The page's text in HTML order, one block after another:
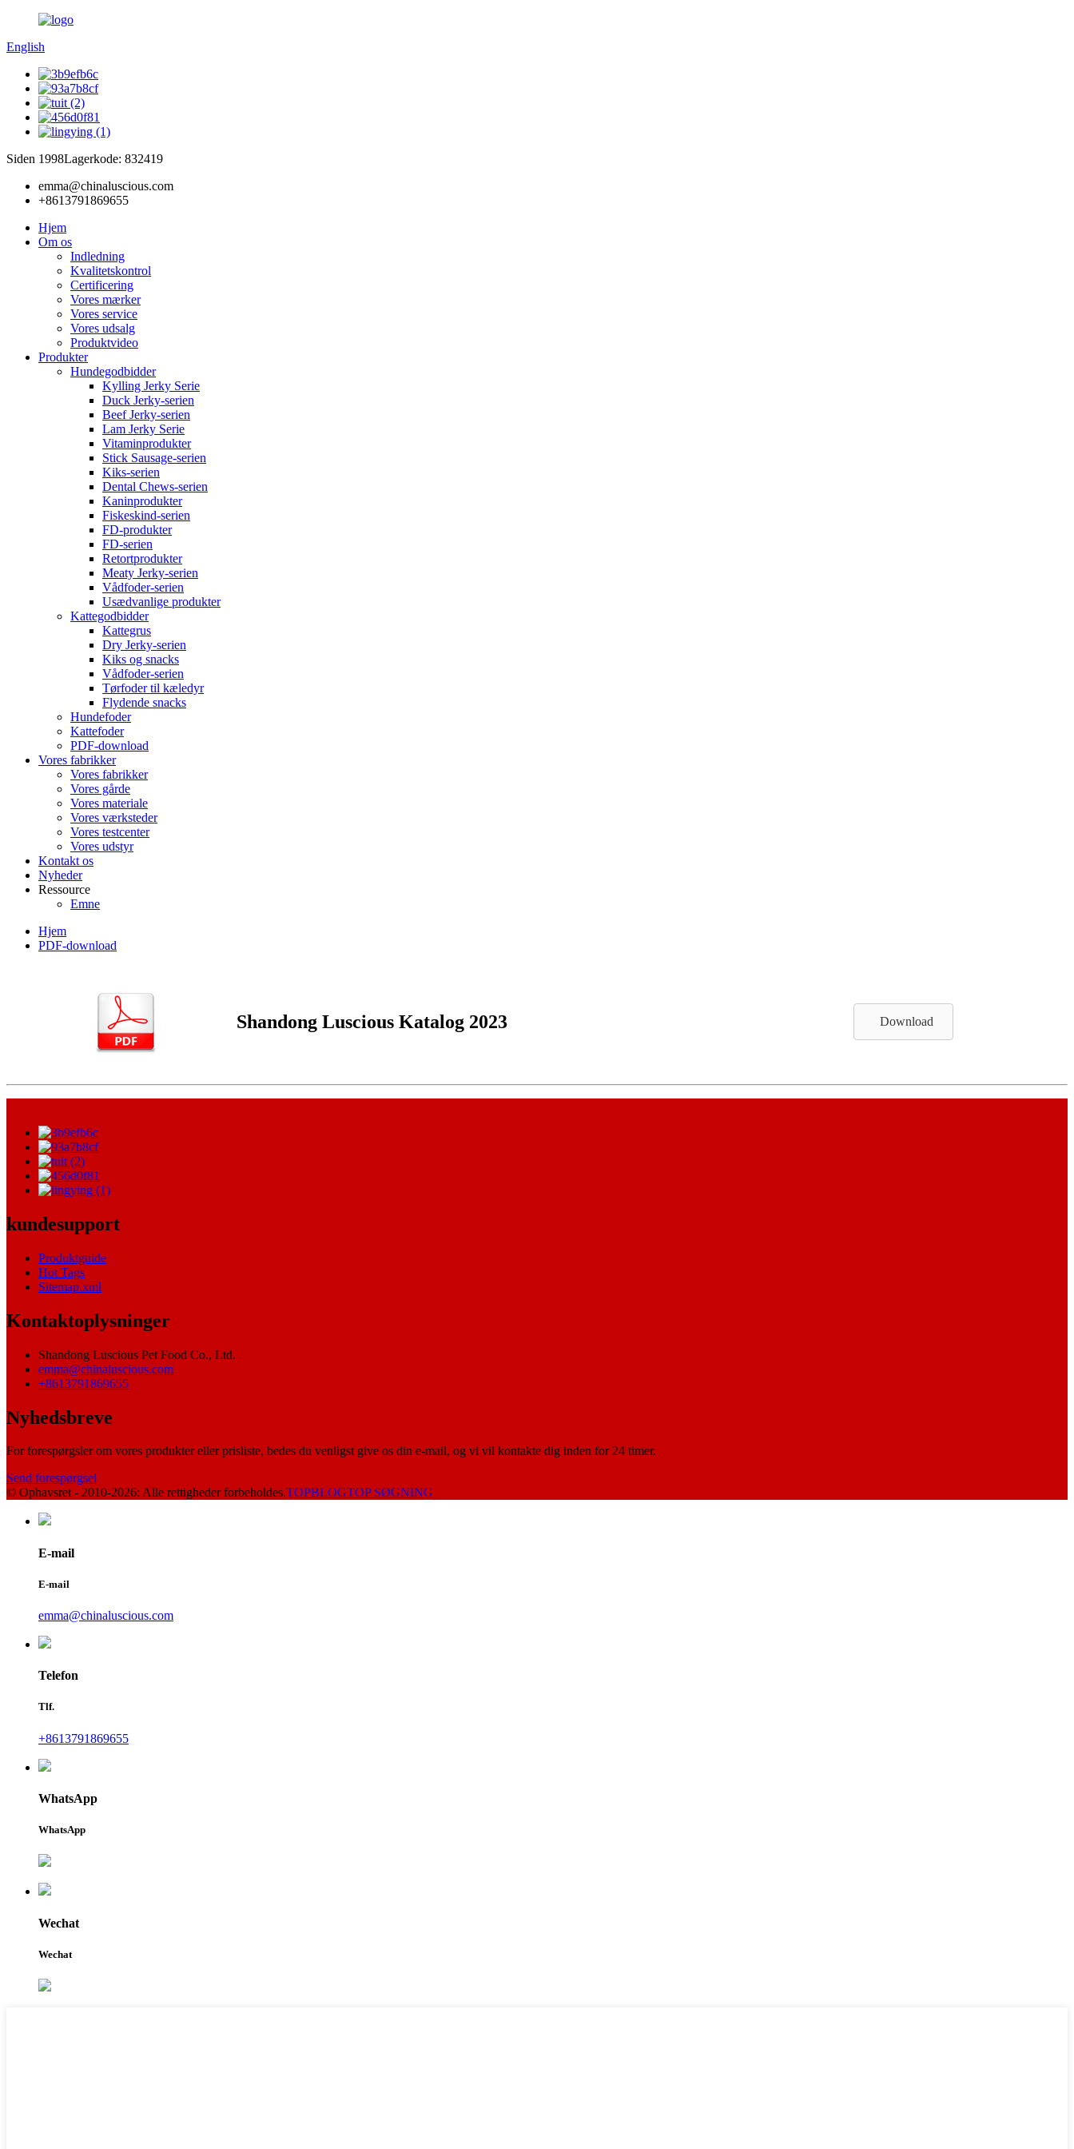
English
Siden 1998Lagerkode: 832419
emma@chinaluscious.com
+8613791869655
Hjem
Om os
Indledning
Kvalitetskontrol
Certificering
Vores mærker
Vores service
Vores udsalg
Produktvideo
Produkter
Hundegodbidder
Kylling Jerky Serie
Duck Jerky-serien
Beef Jerky-serien
Lam Jerky Serie
Vitaminprodukter
Stick Sausage-serien
Kiks-serien
Dental Chews-serien
Kaninprodukter
Fiskeskind-serien
FD-produkter
FD-serien
Retortprodukter
Meaty Jerky-serien
Vådfoder-serien
Usædvanlige produkter
Kattegodbidder
Kattegrus
Dry Jerky-serien
Kiks og snacks
Vådfoder-serien
Tørfoder til kæledyr
Flydende snacks
Hundefoder
Kattefoder
PDF-download
Vores fabrikker
Vores fabrikker
Vores gårde
Vores materiale
Vores værksteder
Vores testcenter
Vores udstyr
Kontakt os
Nyheder
Ressource
Emne
Hjem
PDF-download
Shandong Luscious Katalog 2023 Download
kundesupport
Produktguide
Hot Tags
Sitemap.xml
Kontaktoplysninger
Shandong Luscious Pet Food Co., Ltd.
emma@chinaluscious.com
+8613791869655
Nyhedsbreve
For forespørgsler om vores produkter eller prisliste, bedes du venligst give os din e-mail, og vi vil kontakte dig inden for 24 timer.
Send forespørgsel
© Ophavsret - 2010-2026: Alle rettigheder forbeholdes.TOPBLOGTOP SØGNING
E-mail
E-mail
emma@chinaluscious.com
Telefon
Tlf.
+8613791869655
WhatsApp
WhatsApp
Wechat
Wechat